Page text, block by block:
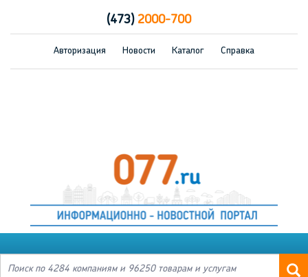
(473)2000-700
Авторизация Новости Каталог Справка